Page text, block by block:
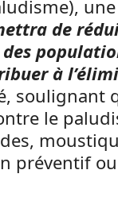
de
à
soulignant
le
préventif